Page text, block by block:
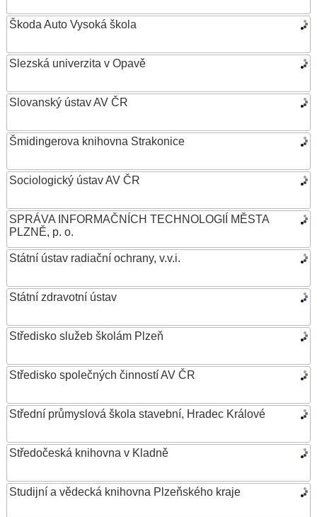
Škoda Auto Vysoká škola
Slezská univerzita v Opavě
Slovanský ústav AV ČR
Šmidingerova knihovna Strakonice
Sociologický ústav AV ČR
SPRÁVA INFORMAČNÍCH TECHNOLOGIÍ MĚSTA
PLZNĚ, p. o.
Státní ústav radiační ochrany, v.v.i.
Státní zdravotní ústav
Středisko služeb školám Plzeň
Středisko společných činností AV ČR
Střední průmyslová škola stavební, Hradec Králové
Středočeská knihovna v Kladně
Studijní a vědecká knihovna Plzeňského kraje